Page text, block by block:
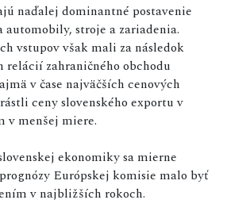
naďalej dominantné postavenie
automobily, stroje a zariadenia.
vstupov však mali za následok
relácií zahraničného obchodu
v čase najväčších cenových
ceny slovenského exportu v
v menšej miere.
ekonomiky sa mierne
Európskej komisie malo byť
v najbližších rokoch.